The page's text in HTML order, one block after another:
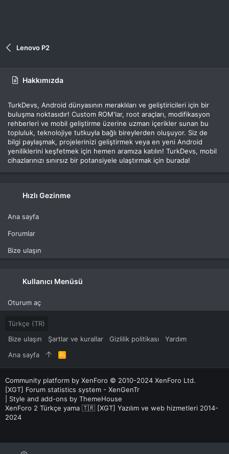
Lenovo P2
Hakkımızda
TurkDevs, Android dünyasının meraklıları ve geliştiricileri için bir
buluşma noktasıdır! Custom ROM'lar, root araçları, modifikasyon
rehberleri ve mobil geliştirme üzerine uzman içerikler sunan bu
topluluk, teknolojiye tutkuyla bağlı bireylerden oluşuyor. Siz de
bilgi paylaşmak, projelerinizi geliştirmek veya en yeni Android
yeniliklerini keşfetmek için hemen aramıza katılın! TurkDevs, mobil
cihazlarınızı sınırsız bir potansiyele ulaştırmak için burada!
Hızlı Gezinme
Ana sayfa
Forumlar
Bize ulaşın
Kullanıcı Menüsü
Oturum aç
Türkçe (TR)
Bize ulaşın
Şartlar ve kurallar Gizlilik politikası
Yardım
Ana sayfa
R
S
S
Community platform by XenForo © 2010-2024 XenForo Ltd.
[XGT] Forum statistics system - XenGenTr
Style and add-ons by ThemeHouse
XenForo 2 Türkçe yama 🇹🇷 [XGT] Yazılım ve web hizmetleri 2014-
2024